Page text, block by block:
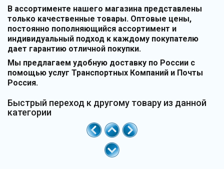
В ассортименте нашего магазина представлены
только качественные товары. Оптовые цены,
постоянно пополняющийся ассортимент и
индивидуальный подход к каждому покупателю
дает гарантию отличной покупки.
Мы предлагаем удобную доставку по России с
помощью услуг Транспортных Компаний и Почты
Россия.
Быстрый переход к другому товару из данной
категории